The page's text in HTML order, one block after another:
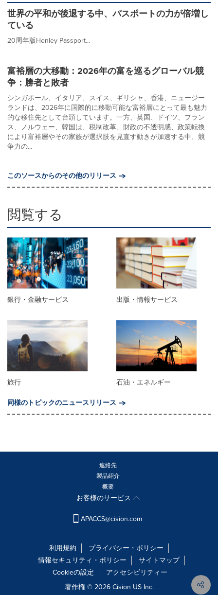
世界の平和が後退する中、パスポートの力が倍増し
ている
20周年版Henley Passport...
富裕層の大移動：2026年の富を巡るグローバル競
争：勝者と敗者
シンガポール、イタリア、スイス、ギリシャ、香港、ニュージー
ランドは、2026年に国際的に移動可能な富裕層にとって最も魅力
的な移住先として台頭しています。一方、英国、ドイツ、フラン
ス、ノルウェー、韓国は、税制改革、財政の不透明感、政策転換
により富裕層やその家族が選択肢を見直す動きが加速する中、競
争力の...
このソースからのその他のリリース
閲覧する
銀行・金融サービス 出版・情報サービス
旅行
石油・エネルギー
同様のトピックのニュースリリース
連絡先
製品紹介
概要
お客様のサービス
APACCS@cision.com
利用規約
プライバシー・ポリシー
情報セキュリティ・ポリシー
サイトマップ
Cookieの設定
アクセシビリティー
著作権 © 2026 Cision US Inc.